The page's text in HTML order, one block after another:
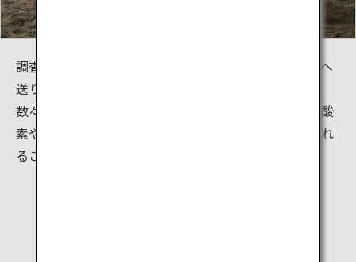
調査により、砂むしに入ると心拍出量（心臓から全身へ
送り出される血液量）の増加や、深部体温の上昇など
数々の有効性が判明しました。この効果により全身に酸
素や栄養が運ばれ、老廃物が排出され、血液が浄化され
ることによって心も体もリフレッシュできます。